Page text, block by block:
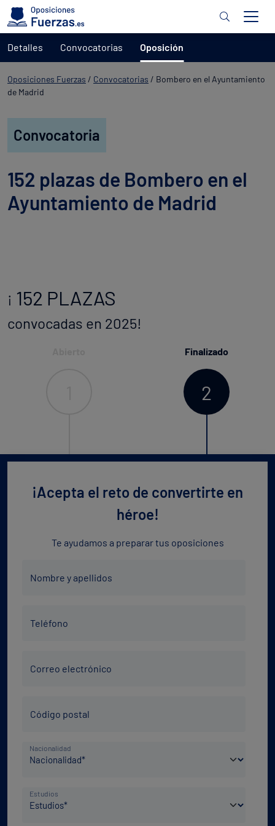
Oposiciones Fuerzas / Convocatorias / Bombero en el Ayuntamiento
de Madrid
Convocatoria
152 plazas de Bombero en el
Ayuntamiento de Madrid
¡ 152 PLAZAS
convocadas en 2025!
Finalizado
2
Detalles Convocatorias Oposición
¡Acepta el reto de convertirte en
héroe!
Te ayudamos a preparar tus oposiciones
Nombre y apellidos
Teléfono
electrónico
Correo electrónico
Postal
Código postal
País
de
Nacionalidad
Nivel
de
Estudios